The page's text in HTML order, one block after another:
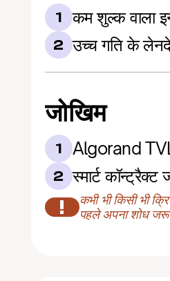
1 कम शुल्क वाला
2 उच्च गति के
जोखिम
1 Algorand TVL
2 स्मार्ट कॉन्ट्रैक्ट
!
कभी भी किसी भी
पहले अपना शोध